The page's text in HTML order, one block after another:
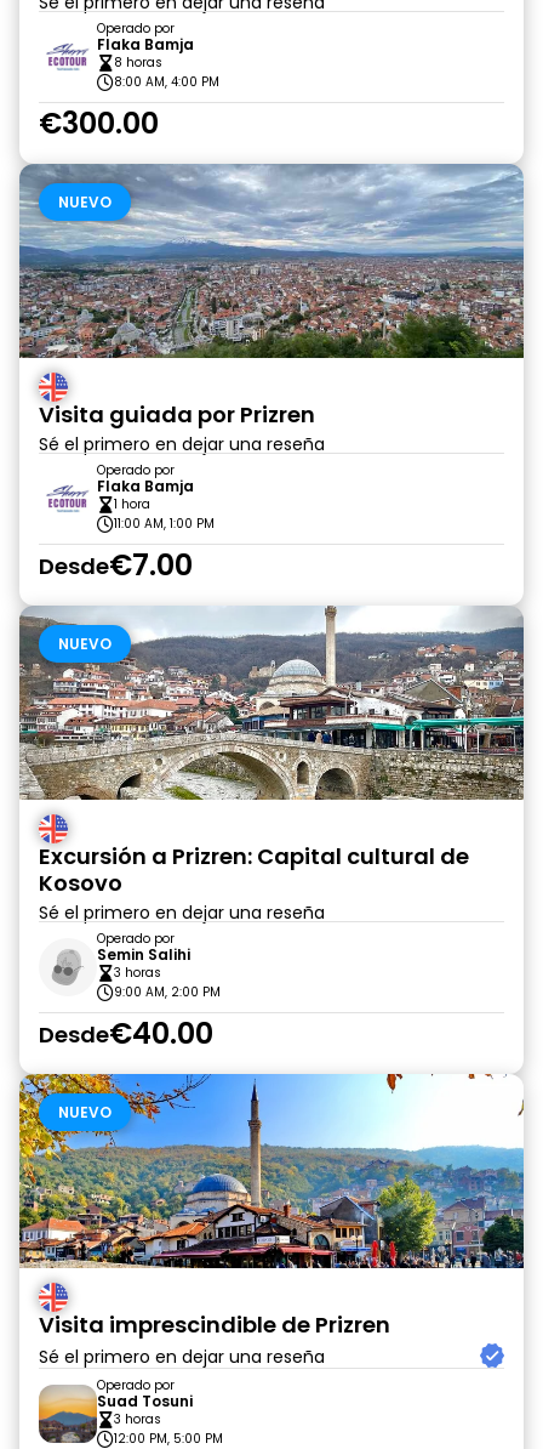
Operado por
Flaka Bamja
8 horas
8:00 AM, 4:00 PM
€300.00
NUEVO
Visita guiada por Prizren
Sé el primero en dejar una reseña
Operado por
Flaka Bamja
1 hora
11:00 AM, 1:00 PM
Desde€7.00
NUEVO
Excursión a Prizren: Capital cultural de
Kosovo
Sé el primero en dejar una reseña
Operado por
Semin Salihi
3 horas
9:00 AM, 2:00 PM
Desde€40.00
NUEVO
Visita imprescindible de Prizren
Sé el primero en dejar una reseña
Operado por
Suad Tosuni
3 horas
12:00 PM, 5:00 PM